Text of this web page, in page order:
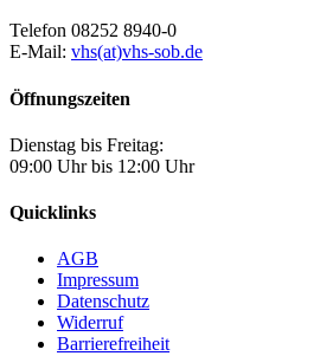
Telefon 08252 8940-0
E-Mail: vhs(at)vhs-sob.de
Öffnungszeiten
Dienstag bis Freitag:
09:00 Uhr bis 12:00 Uhr
Quicklinks
AGB
Impressum
Datenschutz
Widerruf
Barrierefreiheit